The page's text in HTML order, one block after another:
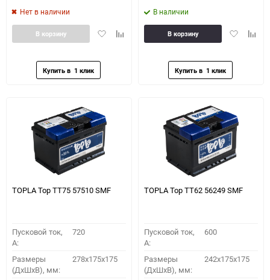
Нет в наличии
ДобавитьДобавить
В корзину
В наличии
Добавить
В корзину
TOPLA Top TT75 57510 SMF
Пусковой ток,
A:
720
Размеры
(ДхШхВ), мм:
278x175x175
TOPLA Top TT62 56249 SMF
Пусковой ток,
A:
600
Размеры
(ДхШхВ), мм:
242x175x175